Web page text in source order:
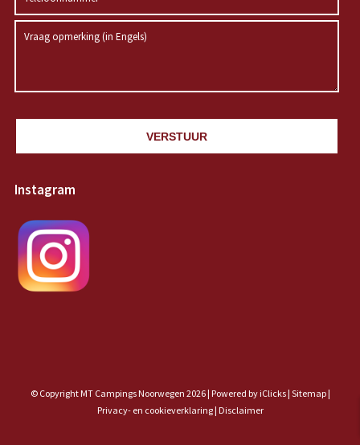
VERSTUUR
Instagram
© Copyright MT Campings Noorwegen 2026 | Powered by iClicks| Sitemap|
Privacy- en cookieverklaring | Disclaimer